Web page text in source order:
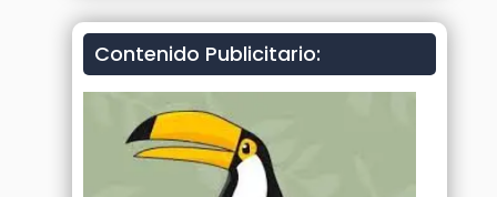
Contenido Publicitario: